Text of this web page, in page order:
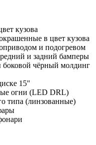
кузова
в цвет кузова
и подогревом
и задний бамперы
боковой чёрный молдинг
15"
огни (LED DRL)
типа (линзованные)